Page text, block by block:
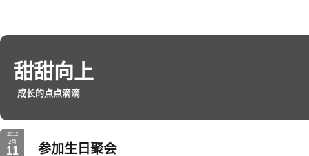
甜甜向上
成长的点点滴滴
2012
2月
11 参加生日聚会